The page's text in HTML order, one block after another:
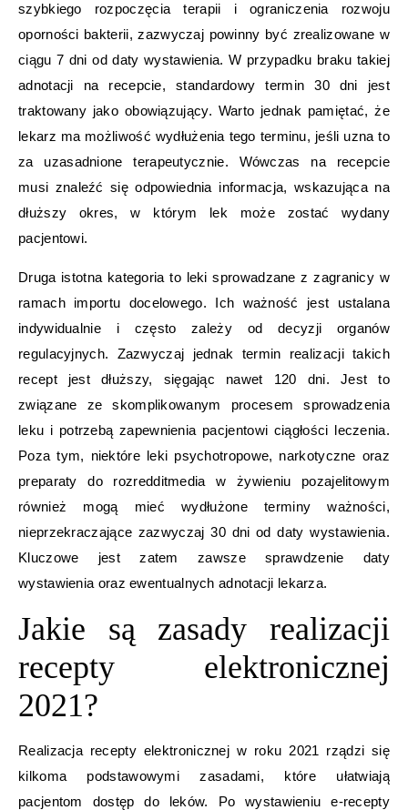
szybkiego rozpoczęcia terapii i ograniczenia rozwoju
oporności bakterii, zazwyczaj powinny być zrealizowane w
ciągu 7 dni od daty wystawienia. W przypadku braku takiej
adnotacji na recepcie, standardowy termin 30 dni jest
traktowany jako obowiązujący. Warto jednak pamiętać, że
lekarz ma możliwość wydłużenia tego terminu, jeśli uzna to
za uzasadnione terapeutycznie. Wówczas na recepcie
musi znaleźć się odpowiednia informacja, wskazująca na
dłuższy okres, w którym lek może zostać wydany
pacjentowi.
Druga istotna kategoria to leki sprowadzane z zagranicy w
ramach importu docelowego. Ich ważność jest ustalana
indywidualnie i często zależy od decyzji organów
regulacyjnych. Zazwyczaj jednak termin realizacji takich
recept jest dłuższy, sięgając nawet 120 dni. Jest to
związane ze skomplikowanym procesem sprowadzenia
leku i potrzebą zapewnienia pacjentowi ciągłości leczenia.
Poza tym, niektóre leki psychotropowe, narkotyczne oraz
preparaty do rozredditmedia w żywieniu pozajelitowym
również mogą mieć wydłużone terminy ważności,
nieprzekraczające zazwyczaj 30 dni od daty wystawienia.
Kluczowe jest zatem zawsze sprawdzenie daty
wystawienia oraz ewentualnych adnotacji lekarza.
Jakie są zasady realizacji
recepty elektronicznej
2021?
Realizacja recepty elektronicznej w roku 2021 rządzi się
kilkoma podstawowymi zasadami, które ułatwiają
pacjentom dostęp do leków. Po wystawieniu e-recepty